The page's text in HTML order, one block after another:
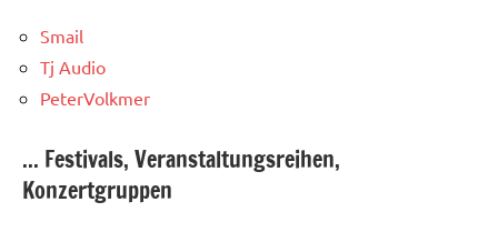
Smail
Tj Audio
PeterVolkmer
... Festivals, Veranstaltungsreihen,
Konzertgruppen